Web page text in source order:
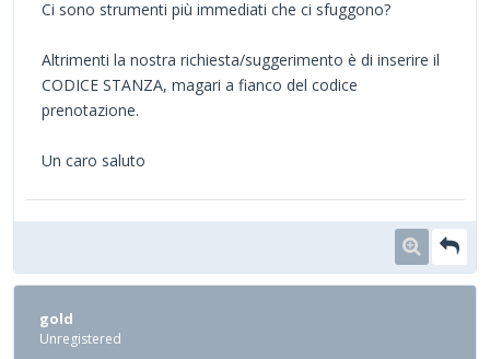
Ci sono strumenti più immediati che ci sfuggono?
Altrimenti la nostra richiesta/suggerimento è di inserire il
CODICE STANZA, magari a fianco del codice
prenotazione.
Un caro saluto
gold
Unregistered